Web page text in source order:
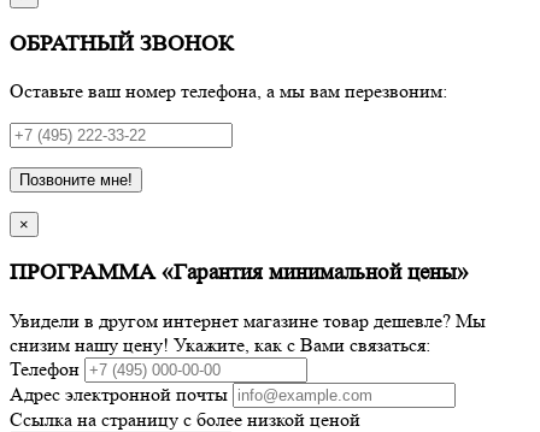
ОБРАТНЫЙ ЗВОНОК
Оставьте ваш номер телефона, а мы вам перезвоним:
Позвоните мне!
×
ПРОГРАММА «Гарантия минимальной цены»
Увидели в другом интернет магазине товар дешевле? Мы
снизим нашу цену! Укажите, как с Вами связаться:
Телефон
Адрес электронной почты
Ссылка на страницу с более низкой ценой